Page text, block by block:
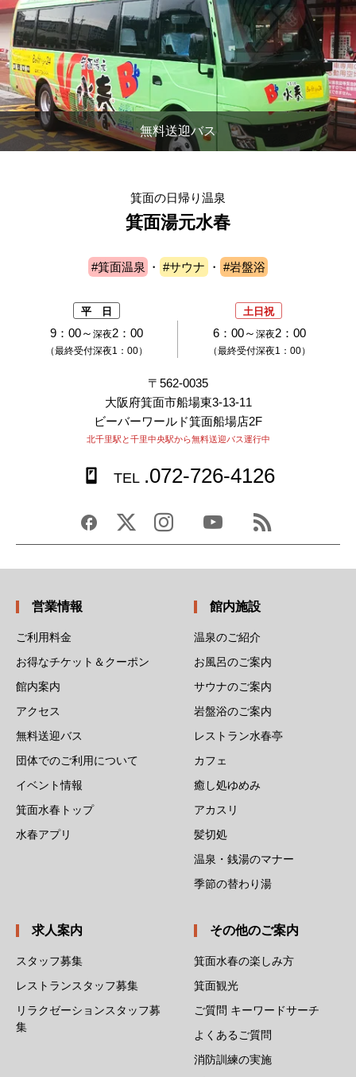
無料送迎バス
箕面の日帰り温泉
箕面湯元水春
#箕面温泉 ・ #サウナ ・ #岩盤浴
平 日 土日祝
9：00～ 深夜2：00
（最終受付深夜1：00）
6：00～ 深夜2：00
（最終受付深夜1：00）
〒562-0035
大阪府箕面市船場東3-13-11
ビーバーワールド箕面船場店2F
北千里駅と千里中央駅から無料送迎バス運行中
TEL .072-726-4126
営業情報
ご利用料金
お得なチケット＆クーポン
館内案内
アクセス
無料送迎バス
団体でのご利用について
イベント情報
箕面水春トップ
水春アプリ
館内施設
温泉のご紹介
お風呂のご案内
サウナのご案内
岩盤浴のご案内
レストラン水春亭
カフェ
癒し処ゆめみ
アカスリ
髪切処
温泉・銭湯のマナー
季節の替わり湯
求人案内
スタッフ募集
レストランスタッフ募集
リラクゼーションスタッフ募
集
その他のご案内
箕面水春の楽しみ方
箕面観光
ご質問 キーワードサーチ
よくあるご質問
消防訓練の実施